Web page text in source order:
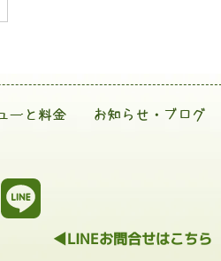
ーと料金 お知らせ・ブログ
◀LINEお問合せはこちら